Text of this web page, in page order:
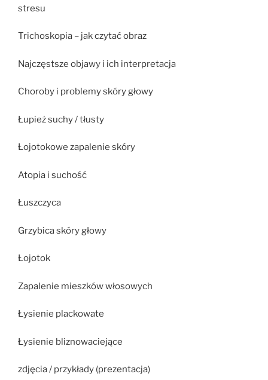
stresu
Trichoskopia – jak czytać obraz
Najczęstsze objawy i ich interpretacja
Choroby i problemy skóry głowy
Łupież suchy / tłusty
Łojotokowe zapalenie skóry
Atopia i suchość
Łuszczyca
Grzybica skóry głowy
Łojotok
Zapalenie mieszków włosowych
Łysienie plackowate
Łysienie bliznowaciejące
zdjęcia / przykłady (prezentacja)